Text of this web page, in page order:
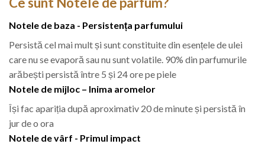
Notele de baza - Persistența parfumului
Persistă cel mai mult și sunt constituite din esențele de ulei
care nu se evaporă sau nu sunt volatile. 90% din parfumurile
arăbești persistă între 5 și 24 ore pe piele
Notele de mijloc – Inima aromelor
Își fac apariția după aproximativ 20 de minute și persistă în
jur de o ora
Notele de vârf - Primul impact